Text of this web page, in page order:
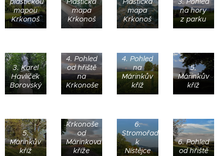
mapou
Krkonoš
mapa
Krkonoš
mapa
Krkonoš
na hory
z parku
3. Karel
Havlíček
Borovský
4. Pohled
od hřiště
na
Krkonoše
4. Pohled
na
Márinkův
kříž
5.
Márinkův
kříž
5.
Márinkův
kříž
Krkonoše
od
Márinkova
kříže
6.
Stromořadí
k
Nístějce
6. Pohled
od hřiště